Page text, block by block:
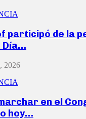
participó de la
Día…
2026
en el
hoy…